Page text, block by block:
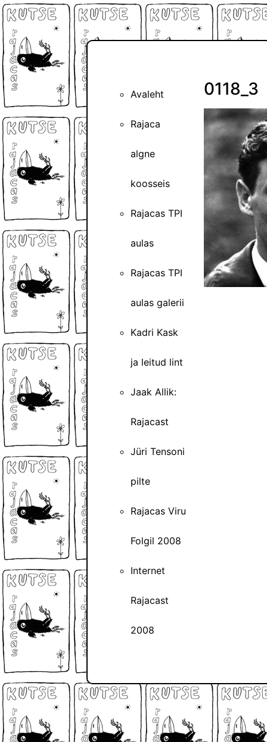
Avaleht
Rajaca
algne
koosseis
Rajacas TPI
aulas
Rajacas TPI
aulas galerii
Kadri Kask
ja leitud lint
Jaak Allik:
Rajacast
Jüri Tensoni
pilte
Rajacas Viru
Folgil 2008
Internet
Rajacast
2008
0118_3